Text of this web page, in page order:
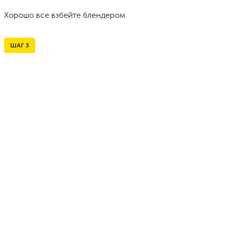
Хорошо все взбейте блендером.
ШАГ 3